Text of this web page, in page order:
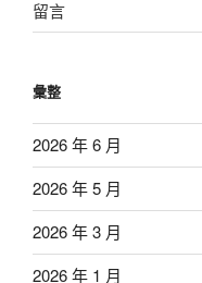
留言
彙整
2026 年 6 月
2026 年 5 月
2026 年 3 月
2026 年 1 月